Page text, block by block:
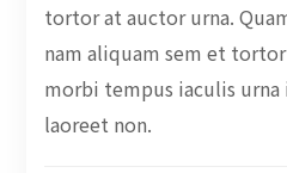
tortor at auctor urna.
nam aliquam sem et
morbi tempus iaculis
laoreet non.